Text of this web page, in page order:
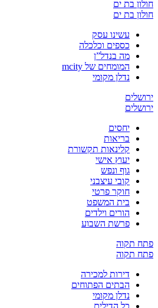
חולון בת ים
חולון בת ים
עשינו עסק
כספים וכלכלה
מה בנדל”ן
המומחים של mcity
נדלן מקומי
ירושלים
ירושלים
יחסים
בריאות
קלינאות תקשורת
יעוץ אישי
גוף ונפש
קובי עיצבני
חוקר פרטי
בית המשפט
הורים וילדים
פרשת השבוע
פתח תקוה
פתח תקוה
דירות למכירה
הבתים הפתוחים
נדלן מקומי
כל הדילים